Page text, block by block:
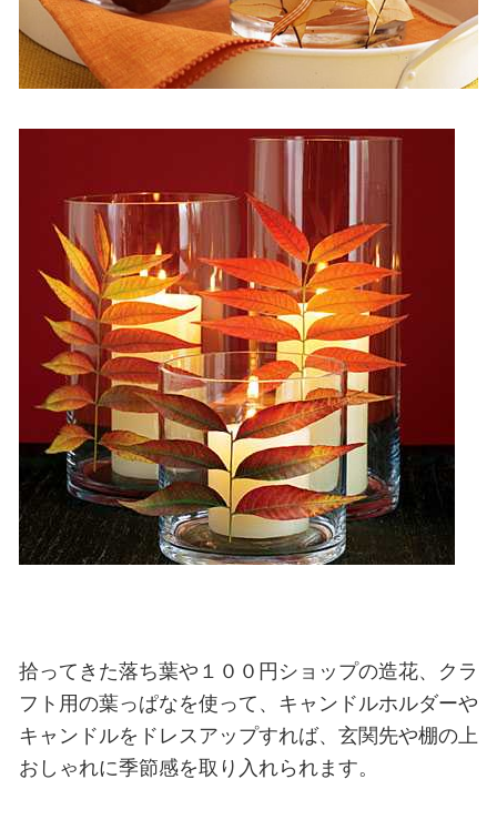
拾ってきた落ち葉や１００円ショップの造花、クラ
フト用の葉っぱなを使って、キャンドルホルダーや
キャンドルをドレスアップすれば、玄関先や棚の上
おしゃれに季節感を取り入れられます。